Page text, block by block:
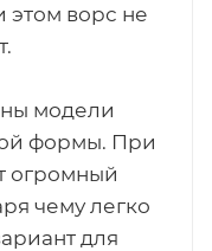
ворс не
модели
формы. При
огромный
чему легко
для